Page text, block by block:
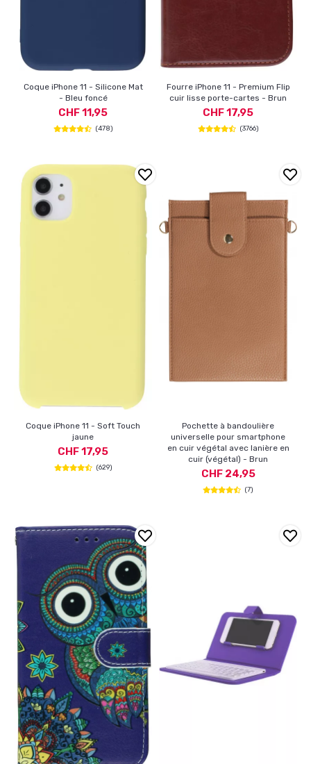
Coque iPhone 11 - Silicone Mat
- Bleu foncé
CHF 11,95
(478)
Fourre iPhone 11 - Premium Flip
cuir lisse porte-cartes - Brun
CHF 17,95
(3766)
Coque iPhone 11 - Soft Touch
jaune
CHF 17,95
(629)
Pochette à bandoulière
universelle pour smartphone
en cuir végétal avec lanière en
cuir (végétal) - Brun
CHF 24,95
(7)